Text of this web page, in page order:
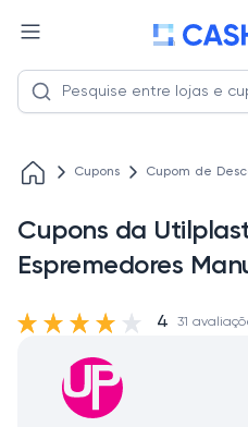
Cupons Cupom de
Cupons da
Espremedores
4 31